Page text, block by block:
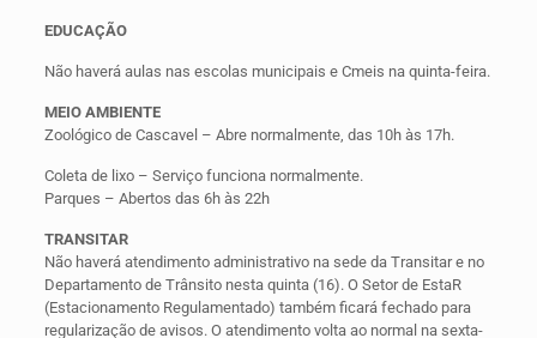
EDUCAÇÃO
Não haverá aulas nas escolas municipais e Cmeis na quinta-feira.
MEIO AMBIENTE
Zoológico de Cascavel – Abre normalmente, das 10h às 17h.
Coleta de lixo – Serviço funciona normalmente.
Parques – Abertos das 6h às 22h
TRANSITAR
Não haverá atendimento administrativo na sede da Transitar e no
Departamento de Trânsito nesta quinta (16). O Setor de EstaR
(Estacionamento Regulamentado) também ficará fechado para
regularização de avisos. O atendimento volta ao normal na sexta-